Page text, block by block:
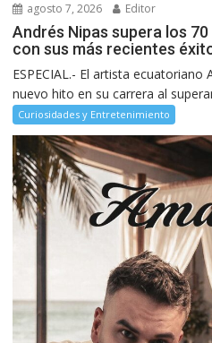
agosto 7, 2026 Editor
Andrés Nipas supera los
con sus más recientes
ESPECIAL.- El artista ecuatoriano
nuevo hito en su carrera al
Curiosidades y Entretenimiento